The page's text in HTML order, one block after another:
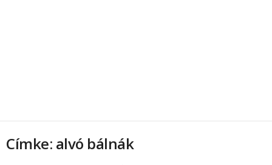
Címke: alvó bálnák